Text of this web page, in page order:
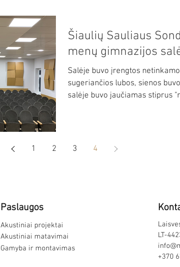
Šiaulių Sauliaus
menų gimnazijos
Salėje buvo įrengtos
sugeriančios lubos, sienos
salėje buvo jaučiamas stiprus
1 2 3 4
Paslaugos
Akustiniai projektai
Akustiniai matavimai
Gamyba ir montavimas
LT-
+370